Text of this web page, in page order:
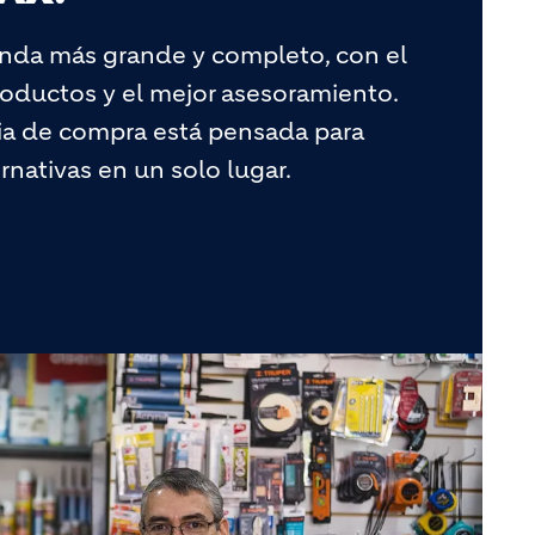
más grande y completo, con el
y el mejor asesoramiento.
de compra está pensada para
en un solo lugar.